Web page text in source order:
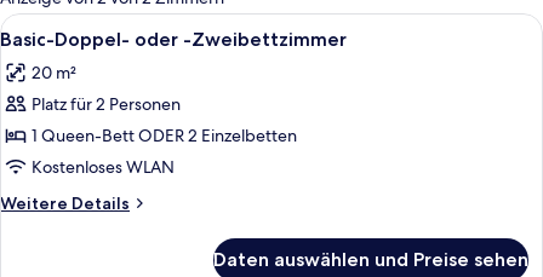
Zimmer
Alle
Fotos
für
Basic-
Doppel-
oder
-
Zweibettzimmer
Ein Hotelzimmer mit Bett,
6
Basic-Doppel- oder -Zweibettzimmer
20 m²
Platz für 2 Personen
1 Queen-Bett ODER 2 Einzelbetten
Kostenloses WLAN
Weitere Details
Weitere
Daten auswählen und Preise sehen